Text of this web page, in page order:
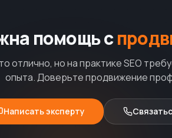
помощь с
отлично, но на практике SEO
опыта. Доверьте продвижение
Написать эксперту